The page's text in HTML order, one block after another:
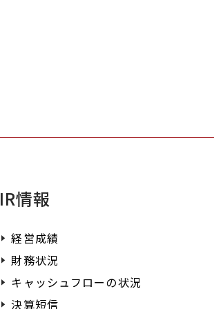
IR情報
経営成績
財務状況
キャッシュフローの状況
決算短信